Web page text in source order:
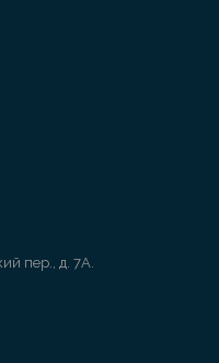
пер., д. 7А.